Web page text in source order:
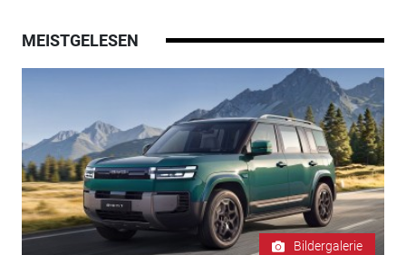
MEISTGELESEN
Bildergalerie